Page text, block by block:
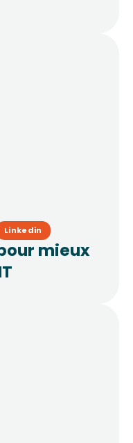
Linkedin
mieux